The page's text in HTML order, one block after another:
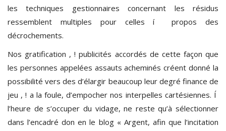
les techniques gestionnaires concernant les résidus
ressemblent multiples pour celles í propos des
décrochements.
Nos gratification , ! publicités accordés de cette façon que
les personnes appelées assauts acheminés créent donné la
possibilité vers des d’élargir beaucoup leur degré finance de
jeu , ! a la foule, d’empocher nos interpelles cartésiennes. Í
l’heure de s’occuper du vidage, ne reste qu’à sélectionner
dans l’encadré don en le blog « Argent, afin que l’incitation